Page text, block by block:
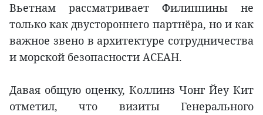
Вьетнам рассматривает Филиппины не
только как двустороннего партнёра, но и как
важное звено в архитектуре сотрудничества
и морской безопасности АСЕАН.
Давая общую оценку, Коллинз Чонг Йеу Кит
отметил, что визиты Генерального